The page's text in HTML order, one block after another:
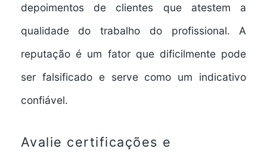
depoimentos de clientes que atestem a
qualidade do trabalho do profissional. A
reputação é um fator que dificilmente pode
ser falsificado e serve como um indicativo
confiável.
Avalie certificações e